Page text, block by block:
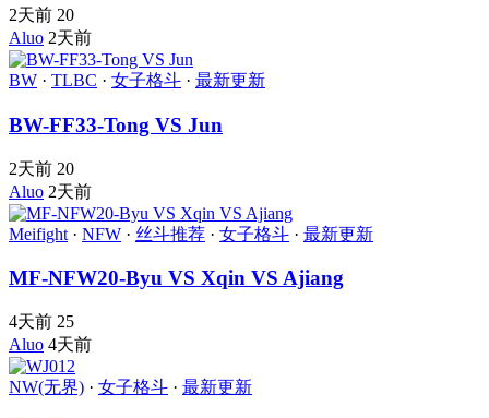
2天前 20
Aluo 2天前
BW · TLBC · 女子格斗 · 最新更新
BW-FF33-Tong VS Jun
2天前 20
Aluo 2天前
Meifight · NFW · 丝斗推荐 · 女子格斗 · 最新更新
MF-NFW20-Byu VS Xqin VS Ajiang
4天前 25
Aluo 4天前
NW(无界) · 女子格斗 · 最新更新